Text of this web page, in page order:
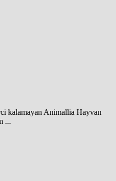
kalamayan Animallia Hayvan
...